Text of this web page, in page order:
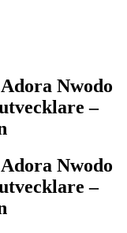
Nwodo
–
Nwodo
–